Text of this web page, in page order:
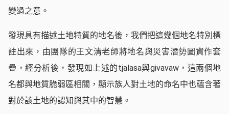
變過之意。
發現具有描述土地特質的地名後，我們把這幾個地名特別標
註出來，由團隊的王文清老師將地名與災害潛勢圖資作套
疊，經分析後，發現如上述的tjalasa與givavaw，這兩個地
名都與地質脆弱區相關，顯示族人對土地的命名中也蘊含著
對於該土地的認知與其中的智慧。